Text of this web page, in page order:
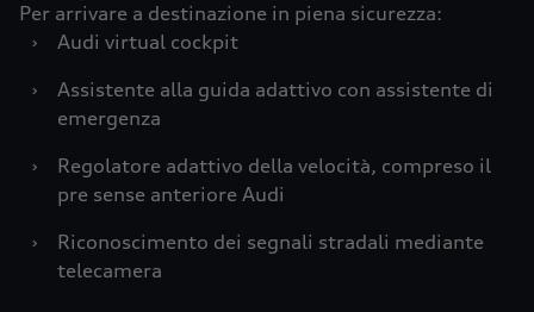
Per arrivare a destinazione in piena sicurezza:
›
Audi virtual cockpit
›
Assistente alla guida adattivo con assistente di
emergenza
›
Regolatore adattivo della velocità, compreso il
pre sense anteriore Audi
›
Riconoscimento dei segnali stradali mediante
telecamera